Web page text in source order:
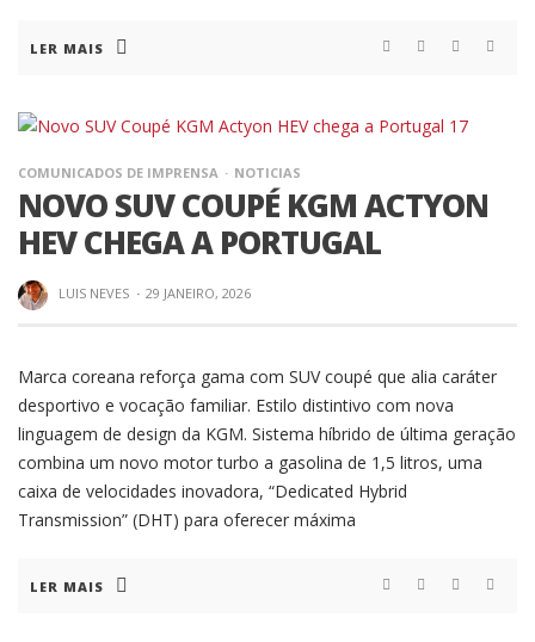
LER MAIS
COMUNICADOS DE IMPRENSA NOTICIAS
NOVO SUV COUPÉ KGM ACTYON
HEV CHEGA A PORTUGAL
LUIS NEVES · 29 JANEIRO, 2026
Marca coreana reforça gama com SUV coupé que alia caráter
desportivo e vocação familiar. Estilo distintivo com nova
linguagem de design da KGM. Sistema híbrido de última geração
combina um novo motor turbo a gasolina de 1,5 litros, uma
caixa de velocidades inovadora, “Dedicated Hybrid
Transmission” (DHT) para oferecer máxima
LER MAIS